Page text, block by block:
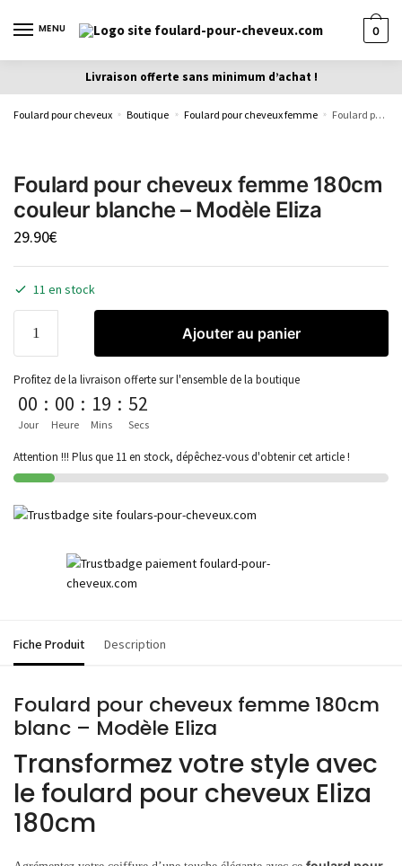
MENU 0
Livraison offerte sans minimum d’achat !
Foulard pour cheveux » Boutique » Foulard pour cheveux femme » Foulard pour cheveux femme 180cm couleur blanche – Modèle Eliza
Foulard pour cheveux femme 180cm
couleur blanche – Modèle Eliza
29.90€
11 en stock
Ajouter au panier
Profitez de la livraison offerte sur l'ensemble de la boutique
00
Jour
: 00
Heure
: 19
Mins
: 52
Secs
Attention !!! Plus que 11 en stock, dépêchez-vous d'obtenir cet article !
Fiche Produit Description
Foulard pour cheveux femme 180cm
blanc – Modèle Eliza
Transformez votre style avec
le foulard pour cheveux Eliza
180cm